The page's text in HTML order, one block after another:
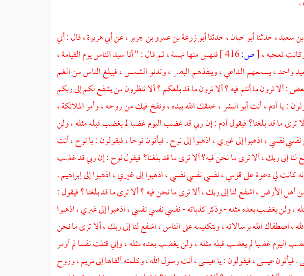
.
سعيد ، حدثنا أبو حبان ، حدثنا أبو زرعة بن عمرو بن جرير ، عن أبي هريرة ، قال : أتي
تعجبه ،[ص:416 ]
فنهس منها نهسة ، ثم قال : " أنا سيد الناس يوم القيامة ،
واحد ، يسمعهم الداعي ، وينفذهم البصر ، وتدنو الشمس ، فيبلغ الناس من الغم
: ألا ترون ما أنتم فيه ؟ ألا ترون ما قد بلغكم ؟ ألا تنظرون من يشفع لكم إلى ربكم
: يا آدم ، أنت أبو البشر ، خلقك الله بيده ، ونفخ فيك من روحه ، وأمر الملائكة ،
ما قد بلغنا؟ فيقول آدم : إن ربي قد غضب اليوم غضبا لم يغضب قبله مثله ، ولن
نفسي ، اذهبوا إلى غيري ، اذهبوا إلى نوح . فيأتون نوحا ، فيقولون : يا نوح ، أنت
إلى ربك ، ألا ترى ما نحن فيه؟ ألا ترى ما قد بلغنا؟ فيقول نوح : إن ربي قد غضب
لي دعوة على قومي ، نفسي نفسي نفسي ، اذهبوا إلى غيري ، اذهبوا إلى إبراهيم .
من أهل الأرض ، اشفع لنا إلى ربك ، ألا ترى ما نحن فيه ؟ ألا ترى ما قد بلغنا ؟ فيقول :
ولن يغضب بعده مثله - وذكر كذباته - نفسي نفسي نفسي ، اذهبوا إلى غيري ، اذهبوا
اصطفاك الله برسالاته ، وبتكليمه على الناس ، اشفع لنا إلى ربك ، ألا ترى ما نحن
اليوم غضبا لم يغضب قبله مثله ، ولن يغضب بعده مثله ، وإني قتلت نفسا لم أومر
. فيأتون عيسى ، فيقولون : يا عيسى ، أنت رسول الله ، وكلمته ألقاها إلى مريم ، وروح